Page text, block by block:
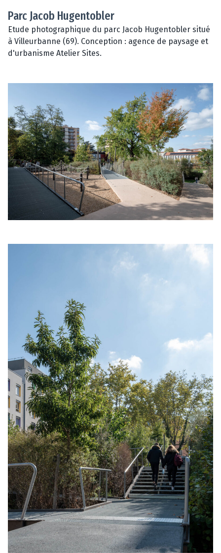
Parc Jacob Hugentobler
Etude photographique du parc Jacob Hugentobler situé
à Villeurbanne (69). Conception : agence de paysage et
d'urbanisme Atelier Sites.